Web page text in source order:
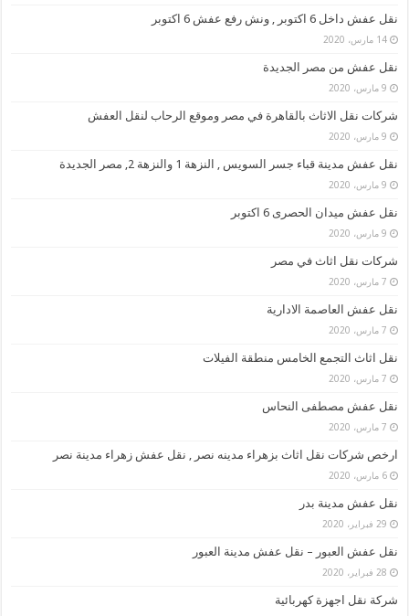
نقل عفش داخل 6 اكتوبر , ونش رفع عفش 6 اكتوبر
14 مارس، 2020
نقل عفش من مصر الجديدة
9 مارس، 2020
شركات نقل الاثاث بالقاهرة في مصر وموقع الرحاب لنقل العفش
9 مارس، 2020
نقل عفش مدينة قباء جسر السويس , النزهة 1 والنزهة 2, مصر الجديدة
9 مارس، 2020
نقل عفش ميدان الحصرى 6 اكتوبر
9 مارس، 2020
شركات نقل اثاث في مصر
7 مارس، 2020
نقل عفش العاصمة الادارية
7 مارس، 2020
نقل اثاث التجمع الخامس منطقة الفيلات
7 مارس، 2020
نقل عفش مصطفى النحاس
7 مارس، 2020
ارخص شركات نقل اثاث بزهراء مدينه نصر , نقل عفش زهراء مدينة نصر
6 مارس، 2020
نقل عفش مدينة بدر
29 فبراير، 2020
نقل عفش العبور – نقل عفش مدينة العبور
28 فبراير، 2020
شركة نقل اجهزة كهربائية